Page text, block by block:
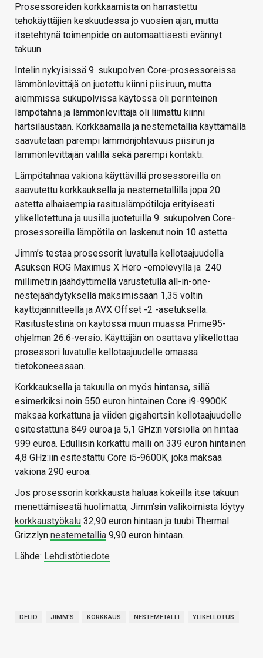
Prosessoreiden korkkaamista on harrastettu
tehokäyttäjien keskuudessa jo vuosien ajan, mutta
itsetehtynä toimenpide on automaattisesti evännyt
takuun.
Intelin nykyisissä 9. sukupolven Core-prosessoreissa
lämmönlevittäjä on juotettu kiinni piisiruun, mutta
aiemmissa sukupolvissa käytössä oli perinteinen
lämpötahna ja lämmönlevittäjä oli liimattu kiinni
hartsilaustaan. Korkkaamalla ja nestemetallia käyttämällä
saavutetaan parempi lämmönjohtavuus piisirun ja
lämmönlevittäjän välillä sekä parempi kontakti.
Lämpötahnaa vakiona käyttävillä prosessoreilla on
saavutettu korkkauksella ja nestemetallilla jopa 20
astetta alhaisempia rasituslämpötiloja erityisesti
ylikellotettuna ja uusilla juotetuilla 9. sukupolven Core-
prosessoreilla lämpötila on laskenut noin 10 astetta.
Jimm’s testaa prosessorit luvatulla kellotaajuudella
Asuksen ROG Maximus X Hero -emolevyllä ja 240
millimetrin jäähdyttimellä varustetulla all-in-one-
nestejäähdytyksellä maksimissaan 1,35 voltin
käyttöjännitteellä ja AVX Offset -2 -asetuksella.
Rasitustestinä on käytössä muun muassa Prime95-
ohjelman 26.6-versio. Käyttäjän on osattava ylikellottaa
prosessori luvatulle kellotaajuudelle omassa
tietokoneessaan.
Korkkauksella ja takuulla on myös hintansa, sillä
esimerkiksi noin 550 euron hintainen Core i9-9900K
maksaa korkattuna ja viiden gigahertsin kellotaajuudelle
esitestattuna 849 euroa ja 5,1 GHz:n versiolla on hintaa
999 euroa. Edullisin korkattu malli on 339 euron hintainen
4,8 GHz:iin esitestattu Core i5-9600K, joka maksaa
vakiona 290 euroa.
Jos prosessorin korkkausta haluaa kokeilla itse takuun
menettämisestä huolimatta, Jimm’sin valikoimista löytyy
korkkaustyökalu 32,90 euron hintaan ja tuubi Thermal
Grizzlyn nestemetallia 9,90 euron hintaan.
Lähde: Lehdistötiedote
DELID JIMM'S KORKKAUS NESTEMETALLI YLIKELLOTUS